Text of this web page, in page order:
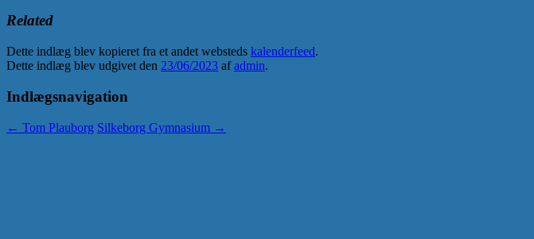
Related
Dette indlæg blev kopieret fra et andet websteds kalenderfeed.
Dette indlæg blev udgivet den 23/06/2023 afadmin.
Indlægsnavigation
← Tom Plauborg Silkeborg Gymnasium →